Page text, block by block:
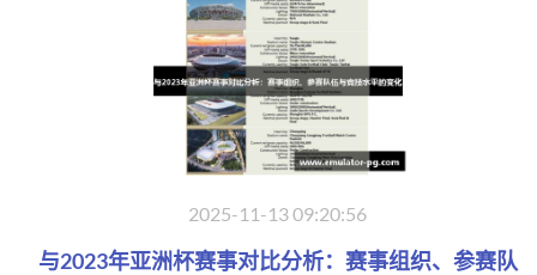
2025-11-13 09:20:56
与2023年亚洲杯赛事对比分析：赛事组织、参赛队